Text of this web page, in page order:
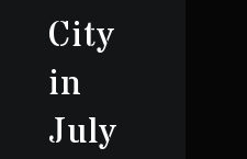
City
in
July